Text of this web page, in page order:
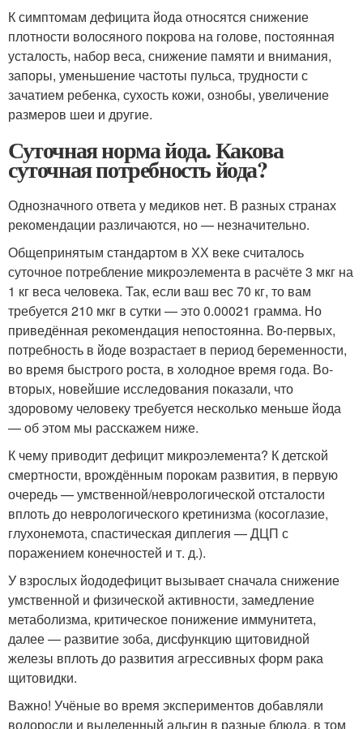
К симптомам дефицита йода относятся снижение
плотности волосяного покрова на голове, постоянная
усталость, набор веса, снижение памяти и внимания,
запоры, уменьшение частоты пульса, трудности с
зачатием ребенка, сухость кожи, ознобы, увеличение
размеров шеи и другие.
Суточная норма йода. Какова
суточная потребность йода?
Однозначного ответа у медиков нет. В разных странах
рекомендации различаются, но — незначительно.
Общепринятым стандартом в ХХ веке считалось
суточное потребление микроэлемента в расчёте 3 мкг на
1 кг веса человека. Так, если ваш вес 70 кг, то вам
требуется 210 мкг в сутки — это 0.00021 грамма. Но
приведённая рекомендация непостоянна. Во-первых,
потребность в йоде возрастает в период беременности,
во время быстрого роста, в холодное время года. Во-
вторых, новейшие исследования показали, что
здоровому человеку требуется несколько меньше йода
— об этом мы расскажем ниже.
К чему приводит дефицит микроэлемента? К детской
смертности, врождённым порокам развития, в первую
очередь — умственной/неврологической отсталости
вплоть до неврологического кретинизма (косоглазие,
глухонемота, спастическая диплегия — ДЦП с
поражением конечностей и т. д.).
У взрослых йододефицит вызывает сначала снижение
умственной и физической активности, замедление
метаболизма, критическое понижение иммунитета,
далее — развитие зоба, дисфункцию щитовидной
железы вплоть до развития агрессивных форм рака
щитовидки.
Важно! Учёные во время экспериментов добавляли
водоросли и выделенный альгин в разные блюда, в том